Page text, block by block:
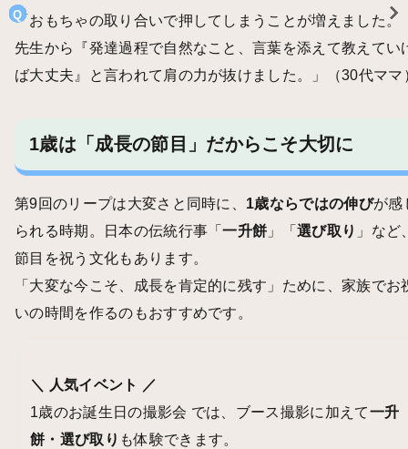
「おもちゃの取り合いで押してしまうことが増えました。
先生から『発達過程で自然なこと、言葉を添えて教えてい
ば大丈夫』と言われて肩の力が抜けました。」（30代ママ
1歳は「成長の節目」だからこそ大切に
第9回のリープは大変さと同時に、 1歳ならではの伸びが感
られる時期。日本の伝統行事「一升餅 」「選び取り 」など
節目を祝う文化もあります。
「大変な今こそ、成長を肯定的に残す」ために、家族でお
いの時間を作るのもおすすめです。
＼ 人気イベント ／
1歳のお誕生日の撮影会 では、ブース撮影に加えて一升
餅・選び取り も体験できます。